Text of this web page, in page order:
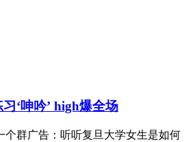
‘呻吟’ high爆全场
个群广告：听听复旦大学女生是如何